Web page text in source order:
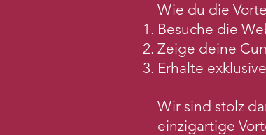
Wie du die
Besuche die
Zeige deine
Erhalte
Wir sind stolz
einzigartige